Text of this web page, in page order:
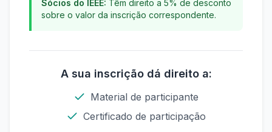
Sócios do IEEE: Têm direito a 5% de desconto
sobre o valor da inscrição correspondente.
A sua inscrição dá direito a:
Material de participante
Certificado de participação